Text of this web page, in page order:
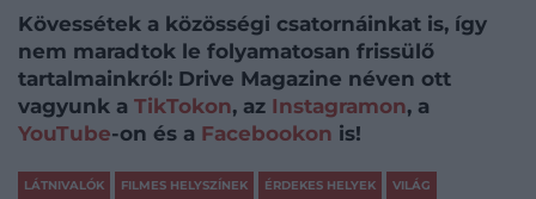
Kövessétek a közösségi csatornáinkat is, így
nem maradtok le folyamatosan frissülő
tartalmainkról: Drive Magazine néven ott
vagyunk a TikTokon, az Instagramon, a
YouTube-on és a Facebookon is!
LÁTNIVALÓK FILMES HELYSZÍNEK ÉRDEKES HELYEK VILÁG